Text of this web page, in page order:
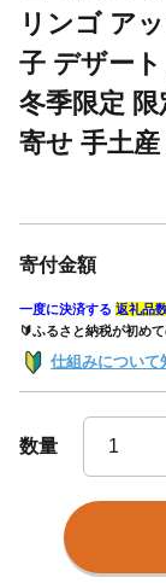
リンゴ ア
子 デザー
冬季限定
寄せ 手土
寄付金額
一度に決済する 返礼品
🔰ふるさと納税が初め
仕組みについて
数量